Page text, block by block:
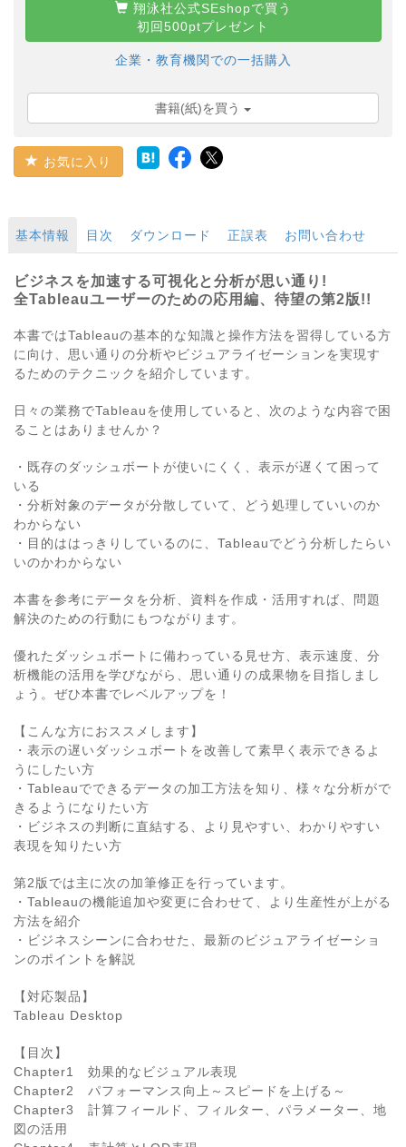
翔泳社公式SEshopで買う
初回500ptプレゼント
企業・教育機関での一括購入
書籍(紙)を買う
お気に入り
基本情報 目次 ダウンロード 正誤表 お問い合わせ
ビジネスを加速する可視化と分析が思い通り!
全Tableauユーザーのための応用編、待望の第2版!!
本書ではTableauの基本的な知識と操作方法を習得している方
に向け、思い通りの分析やビジュアライゼーションを実現す
るためのテクニックを紹介しています。
日々の業務でTableauを使用していると、次のような内容で困
ることはありませんか？
・既存のダッシュボートが使いにくく、表示が遅くて困って
いる
・分析対象のデータが分散していて、どう処理していいのか
わからない
・目的ははっきりしているのに、Tableauでどう分析したらい
いのかわからない
本書を参考にデータを分析、資料を作成・活用すれば、問題
解決のための行動にもつながります。
優れたダッシュボートに備わっている見せ方、表示速度、分
析機能の活用を学びながら、思い通りの成果物を目指しまし
ょう。ぜひ本書でレベルアップを！
【こんな方におススメします】
・表示の遅いダッシュボートを改善して素早く表示できるよ
うにしたい方
・Tableauでできるデータの加工方法を知り、様々な分析がで
きるようになりたい方
・ビジネスの判断に直結する、より見やすい、わかりやすい
表現を知りたい方
第2版では主に次の加筆修正を行っています。
・Tableauの機能追加や変更に合わせて、より生産性が上がる
方法を紹介
・ビジネスシーンに合わせた、最新のビジュアライゼーショ
ンのポイントを解説
【対応製品】
Tableau Desktop
【目次】
Chapter1 効果的なビジュアル表現
Chapter2 パフォーマンス向上～スピードを上げる～
Chapter3 計算フィールド、フィルター、パラメーター、地
図の活用